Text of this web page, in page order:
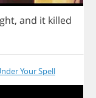
, and it killed
Your Spell